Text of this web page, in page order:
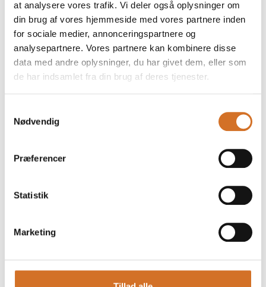
at analysere vores trafik. Vi deler også oplysninger om
din brug af vores hjemmeside med vores partnere inden
for sociale medier, annonceringspartnere og
analysepartnere. Vores partnere kan kombinere disse
data med andre oplysninger, du har givet dem, eller som
de har indsamlet fra din brug af deres tjenester.
Nødvendig
Præferencer
Statistik
Marketing
24. marts 2026
kl. 16:00 - 16:20
Foodexpo er Nordens største fødevaremesse og branchens faglige
mødested for både besøgende og udstillere.
Messen arrangeres i samarbejde med 13 toneangivende